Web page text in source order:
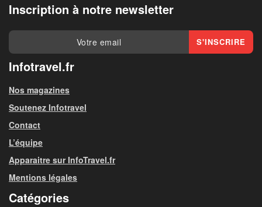
Inscription à notre newsletter
Infotravel.fr
Nos magazines
Soutenez Infotravel
Contact
L’équipe
Apparaitre sur InfoTravel.fr
Mentions légales
Catégories